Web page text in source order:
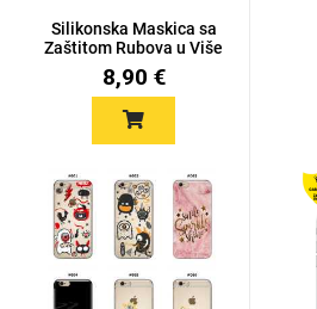
Silikonska Maskica sa
Zaštitom Rubova u Više
B...
8,90 €